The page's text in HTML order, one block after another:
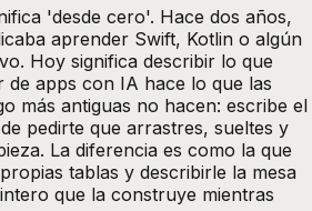
'desde cero'. Hace dos años,
aprender Swift, Kotlin o algún
Hoy significa describir lo que
de apps con IA hace lo que las
más antiguas no hacen: escribe el
pedirte que arrastres, sueltes y
La diferencia es como la que
tablas y describirle la mesa
que la construye mientras